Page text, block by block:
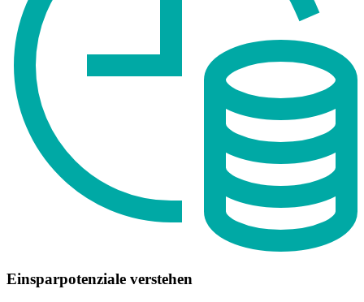
Einsparpotenziale verstehen